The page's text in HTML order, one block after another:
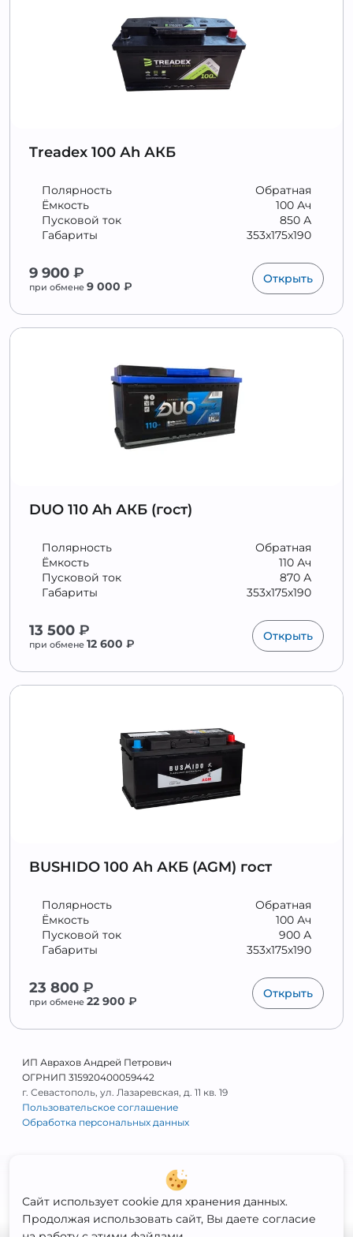
Treadex 100 Аh АКБ
Обратная
Полярность
100 Ач
Ёмкость
850 А
Пусковой ток
353x175x190
Габариты
9 900 ₽
при обмене 9 000 ₽
Открыть
DUO 110 Ah АКБ (гост)
Обратная
Полярность
110 Ач
Ёмкость
870 А
Пусковой ток
353x175x190
Габариты
13 500 ₽
при обмене 12 600 ₽
Открыть
BUSHIDO 100 Аh АКБ (AGM) гост
Обратная
Полярность
100 Ач
Ёмкость
900 А
Пусковой ток
353x175x190
Габариты
23 800 ₽
при обмене 22 900 ₽
Открыть
ИП Аврахов Андрей Петрович
ОГРНИП 315920400059442
г. Севастополь, ул. Лазаревская, д. 11 кв. 19
Пользовательское соглашение
Обработка персональных данных
Сайт использует cookie для хранения данных.
Продолжая использовать сайт, Вы даете согласие